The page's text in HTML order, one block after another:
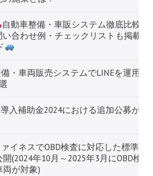
イネスでOBD検査に対応した標準
(2024年10月～2025年3月にOBD検
が対象)
入補助金2024における追加公募が
・車両販売システムでLINEを運用
自動車整備・車販システム徹底比較
合わせ例・チェックリストも掲載